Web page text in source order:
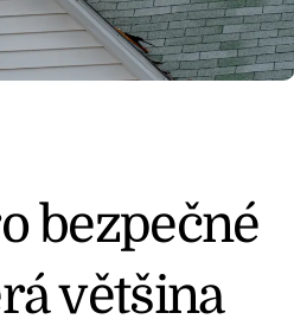
bezpečné
většina